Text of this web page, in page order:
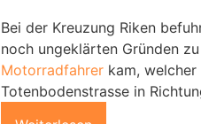
Bei der Kreuzung Riken
noch ungeklärten Gründen
Motorradfahrer kam,
Totenbodenstrasse in